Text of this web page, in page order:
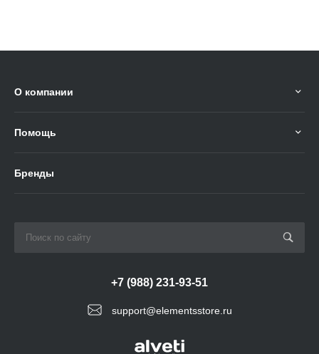
О компании
Помощь
Бренды
support@elementsstore.ru
+7 (988) 231-93-51